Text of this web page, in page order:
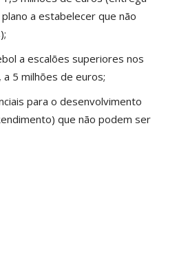
a estabelecer que não
a escalões superiores nos
5 milhões de euros;
para o desenvolvimento
que não podem ser